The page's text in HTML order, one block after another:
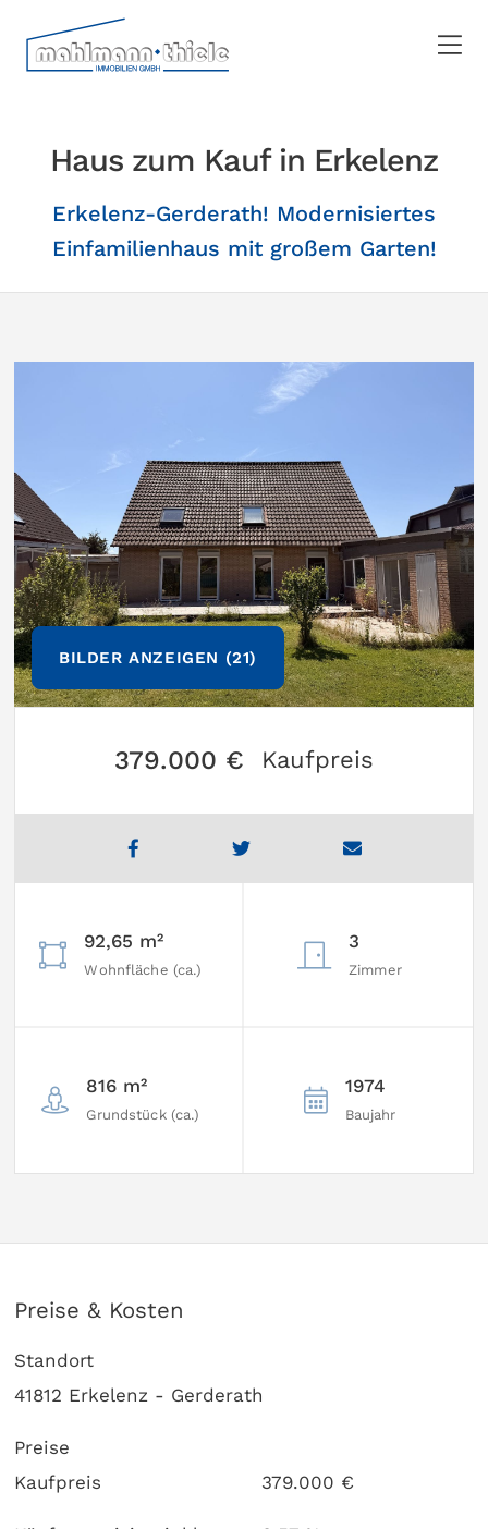
Haus zum Kauf in Erkelenz
Erkelenz-Gerderath! Modernisiertes
Einfamilienhaus mit großem Garten!
BILDER ANZEIGEN (21)
379.000 € Kaufpreis
92,65 m²
Wohnfläche (ca.)
3
Zimmer
816 m²
Grundstück (ca.)
1974
Baujahr
Preise & Kosten
Standort
41812 Erkelenz - Gerderath
Preise
Kaufpreis
379.000 €